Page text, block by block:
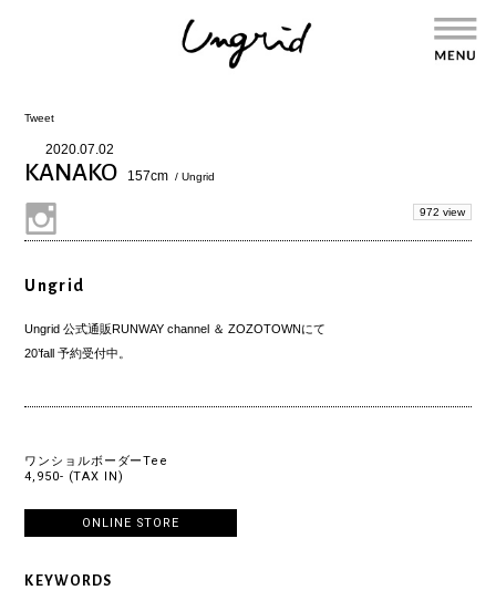
Tweet
2020.07.02
KANAKO 157cm / Ungrid
972 view
Ungrid
Ungrid 公式通販RUNWAY channel ＆ ZOZOTOWNにて
20’fall 予約受付中。
ワンショルボーダーTee
4,950- (TAX IN)
ONLINE STORE
KEYWORDS